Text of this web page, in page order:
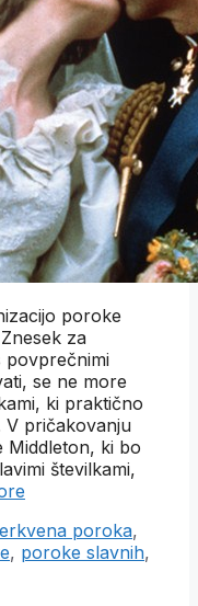
poroke
za
povprečnimi
se ne more
ki praktično
V pričakovanju
Middleton, ki bo
številkami,
poroka,
, poroke slavnih,